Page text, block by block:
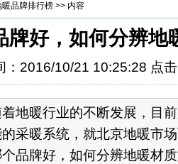
暖品牌排行榜 >> 内容
牌好，如何分辨地
：2016/10/21 10:25:28 点
着地暖行业的不断发展，目
采暖系统，就北京地暖市
品牌好，如何分辨地暖材